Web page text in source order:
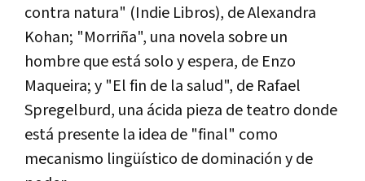
contra natura" (Indie Libros), de Alexandra
Kohan; "Morriña", una novela sobre un
hombre que está solo y espera, de Enzo
Maqueira; y "El fin de la salud", de Rafael
Spregelburd, una ácida pieza de teatro donde
está presente la idea de "final" como
mecanismo lingüístico de dominación y de